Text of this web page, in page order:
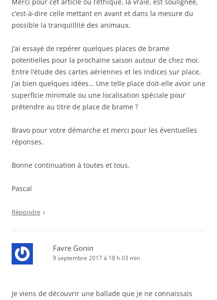
c’est-à-dire celle mettant en avant et dans la mesure du
possible la tranquillité des animaux.
J’ai essayé de repérer quelques places de brame
potentielles pour la prochaine saison autour de chez moi.
Entre l’étude des cartes aériennes et les indices sur place,
j’ai bien quelques idées… Une telle place doit-elle avoir une
superficie minimale ou une localisation spéciale pour
prétendre au titre de place de brame ?
Bravo pour votre démarche et merci pour les éventuelles
réponses.
Bonne continuation à toutes et tous.
Pascal
Répondre ↓
Favre Gonin
9 septembre 2017 à 18 h 03 min
Je viens de découvrir une ballade que je ne connaissais